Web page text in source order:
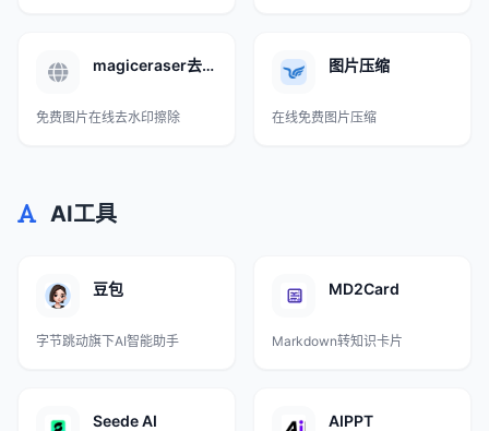
magiceraser去水印
免费图片在线去水印擦除
图片压缩
在线免费图片压缩
AI工具
豆包
字节跳动旗下AI智能助手
MD2Card
Markdown转知识卡片
Seede AI AIPPT